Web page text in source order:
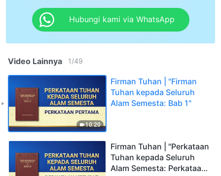
Hubungi kami via WhatsApp
Video Lainnya 1/49
10:20
Firman Tuhan | "Firman
Tuhan kepada Seluruh
Alam Semesta: Bab 1"
Firman Tuhan | "Perkataan
Tuhan kepada Seluruh
Alam Semesta: Perkataan